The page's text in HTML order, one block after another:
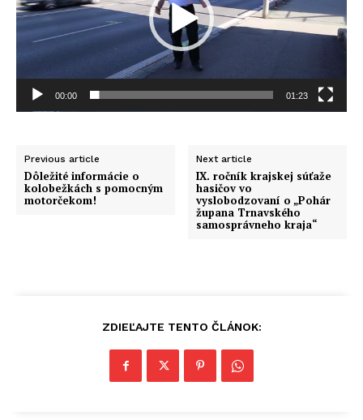
o
p
r
00:00 01:23
Previous article
Dôležité informácie o
kolobežkách s pomocným
motorčekom!
Next article
IX. ročník krajskej súťaže
hasičov vo
vyslobodzovaní o „Pohár
župana Trnavského
samosprávneho kraja“
ZDIEĽAJTE TENTO ČLÁNOK: